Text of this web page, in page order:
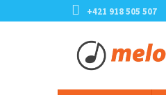
na
+421 918 505 507